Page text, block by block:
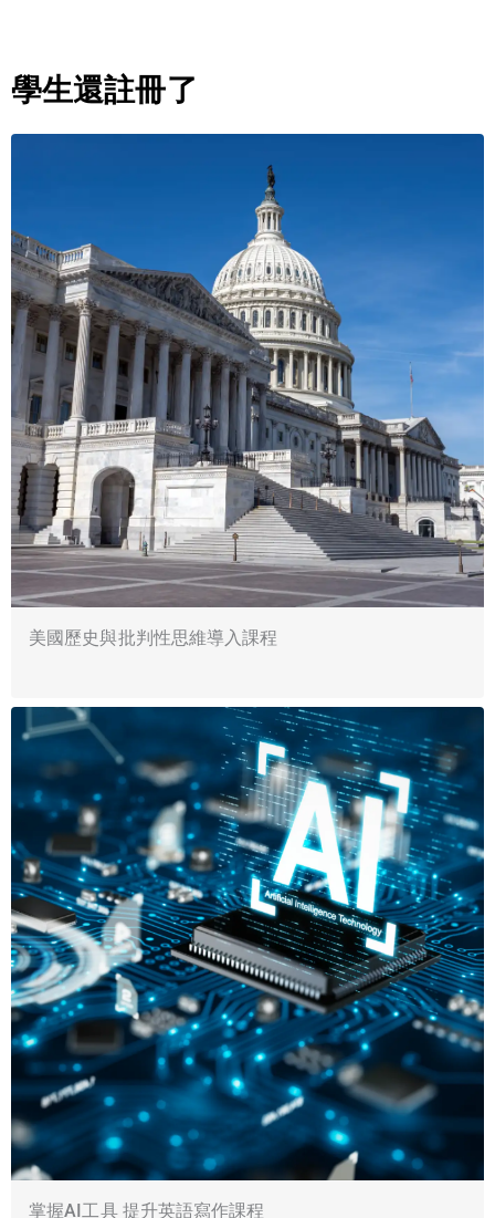
學生還註冊了
美國歷史與批判性思維導入課程
掌握AI工具 提升英語寫作課程